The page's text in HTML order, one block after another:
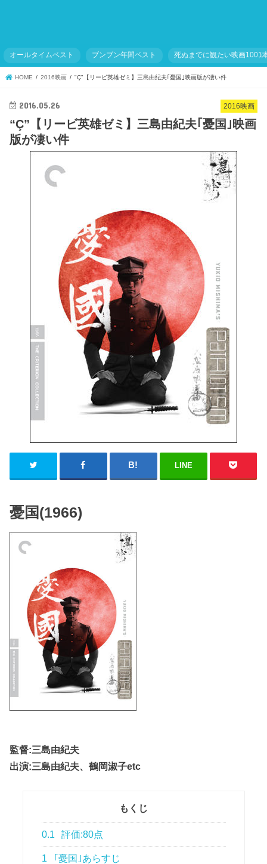
オールタイムベスト ブンブン年間ベスト 死ぬまでに観たい映画1001
HOME 2016映画 "Ç"【リービ英雄ゼミ】三島由紀夫｢憂国｣映画版が凄い件
2016映画
2016.05.26
“Ç”【リービ英雄ゼミ】三島由紀夫｢憂国｣映画
版が凄い件
LINE
憂国(1966)
監督:三島由紀夫
出演:三島由紀夫、鶴岡淑子etc
もくじ
0.1 評価:80点
1 ｢憂国｣あらすじ